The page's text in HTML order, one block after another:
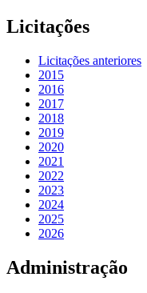
Licitações
Licitações anteriores
2015
2016
2017
2018
2019
2020
2021
2022
2023
2024
2025
2026
Administração